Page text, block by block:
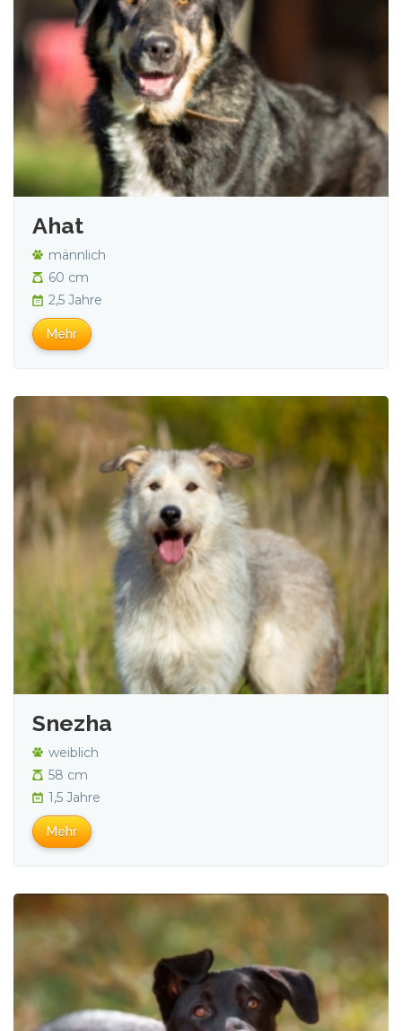
Ahat
männlich
60 cm
2,5 Jahre
Mehr
Snezha
weiblich
58 cm
1,5 Jahre
Mehr